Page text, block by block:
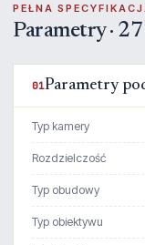
PEŁNA
Parametry ·
01Parametry
Typ kamery
Rozdzielczość
Typ obudowy
Typ obiektywu